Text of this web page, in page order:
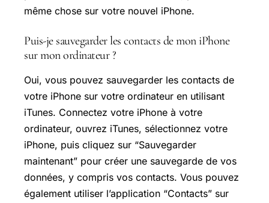
même chose sur votre nouvel iPhone.
Puis-je sauvegarder les contacts de mon iPhone
sur mon ordinateur ?
Oui, vous pouvez sauvegarder les contacts de
votre iPhone sur votre ordinateur en utilisant
iTunes. Connectez votre iPhone à votre
ordinateur, ouvrez iTunes, sélectionnez votre
iPhone, puis cliquez sur “Sauvegarder
maintenant” pour créer une sauvegarde de vos
données, y compris vos contacts. Vous pouvez
également utiliser l’application “Contacts” sur